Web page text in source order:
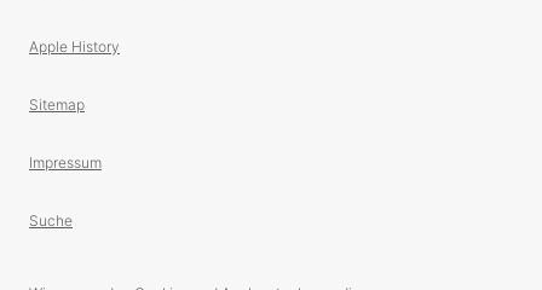
Apple History
Sitemap
Impressum
Suche